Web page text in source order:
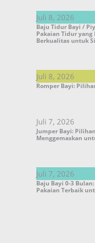
Juli 8, 2026
Baju Tidur Bayi /
Pakaian Tidur
Berkualitas untuk
Juli 8, 2026
Romper Bayi:
Juli 7, 2026
Jumper Bayi:
Menggemaskan
Juli 7, 2026
Baju Bayi 0-3
Pakaian Terbaik